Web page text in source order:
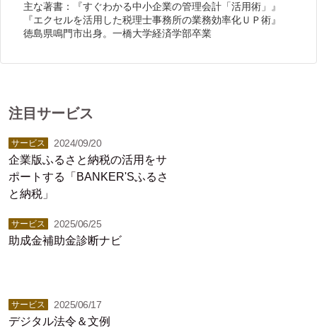
主な著書：『すぐわかる中小企業の管理会計「活用術」』
『エクセルを活用した税理士事務所の業務効率化ＵＰ術』
徳島県鳴門市出身。一橋大学経済学部卒業
注目サービス
サービス 2024/09/20
企業版ふるさと納税の活用をサ
ポートする「BANKER'Sふるさ
と納税」
サービス 2025/06/25
助成金補助金診断ナビ
サービス 2025/06/17
デジタル法令＆文例